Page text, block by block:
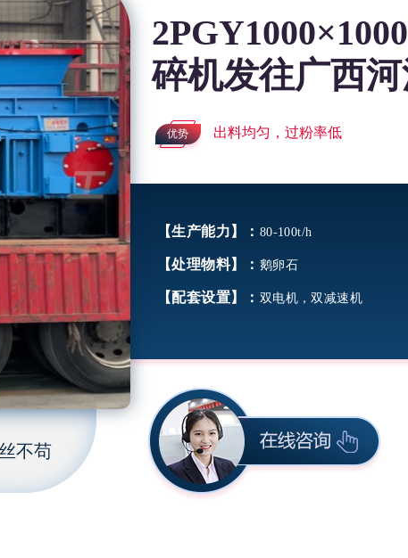
不苟
碎机发往广西
优势 出料均匀，过粉率低
【生产能力】： 80-100t/h
【处理物料】： 鹅卵石
【配套设置】： 双电机，双减速机